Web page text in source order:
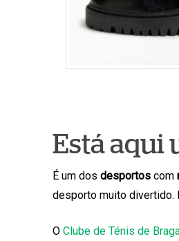
Está aqui
É um dos desportoscom
desporto muito divertido.
O Clube de Ténis de